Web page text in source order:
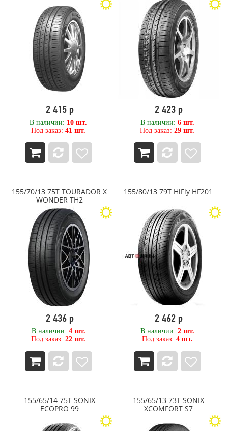
8,00
80
800
850
9,00
Metzeler
Michelin
MIRAGE
Mitas
MRL Tyres
Nexen
Nitto
NORDMAN
OPALS
Ovation
OZKA Pulmox
PACE
Petlas
Pirelli
Primex (Yokohama ATG)
PRINX
RAZI
Roadcruza
ROADKING
ROADMARCH
Roadstone
ROADX
RockBlade
Rosava
ROTALLA
ROYAL BLACK
Sailun RoadX
SATOYA
Sava
SONIX
SPARE TIRE
SUPERIA
Techking
2 415 р
В наличии: 10 шт.
Под заказ:41 шт.
2 423 р
В наличии: 6 шт.
Под заказ:29 шт.
155/70/13 75T TOURADOR X
WONDER TH2
2 436 р
В наличии: 4 шт.
Под заказ:22 шт.
155/80/13 79T HiFly HF201
2 462 р
В наличии: 2 шт.
Под заказ: 4 шт.
155/65/14 75T SONIX
ECOPRO 99
155/65/13 73T SONIX
XCOMFORT S7